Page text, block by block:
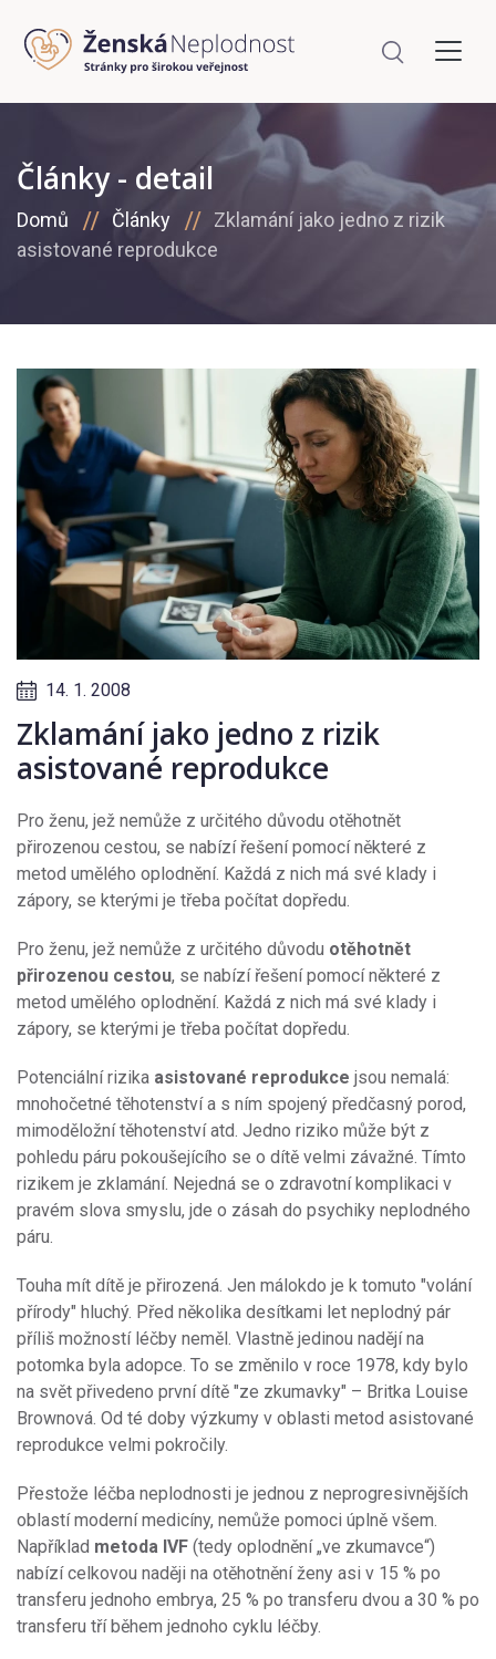
Články - detail
Domů Články
Zklamání jako jedno z rizik
asistované reprodukce
14. 1. 2008
Zklamání jako jedno z rizik
asistované reprodukce
Pro ženu, jež nemůže z určitého důvodu otěhotnět
přirozenou cestou, se nabízí řešení pomocí některé z
metod umělého oplodnění. Každá z nich má své klady i
zápory, se kterými je třeba počítat dopředu.
Pro ženu, jež nemůže z určitého důvodu otěhotnět
přirozenou cestou, se nabízí řešení pomocí některé z
metod umělého oplodnění. Každá z nich má své klady i
zápory, se kterými je třeba počítat dopředu.
Potenciální rizika asistované reprodukce jsou nemalá:
mnohočetné těhotenství a s ním spojený předčasný porod,
mimoděložní těhotenství atd. Jedno riziko může být z
pohledu páru pokoušejícího se o dítě velmi závažné. Tímto
rizikem je zklamání. Nejedná se o zdravotní komplikaci v
pravém slova smyslu, jde o zásah do psychiky neplodného
páru.
Touha mít dítě je přirozená. Jen málokdo je k tomuto "volání
přírody" hluchý. Před několika desítkami let neplodný pár
příliš možností léčby neměl. Vlastně jedinou nadějí na
potomka byla adopce. To se změnilo v roce 1978, kdy bylo
na svět přivedeno první dítě "ze zkumavky" – Britka Louise
Brownová. Od té doby výzkumy v oblasti metod asistované
reprodukce velmi pokročily.
Přestože léčba neplodnosti je jednou z neprogresivnějších
oblastí moderní medicíny, nemůže pomoci úplně všem.
Například metoda IVF (tedy oplodnění „ve zkumavce“)
nabízí celkovou naději na otěhotnění ženy asi v 15 % po
transferu jednoho embrya, 25 % po transferu dvou a 30 % po
transferu tří během jednoho cyklu léčby.